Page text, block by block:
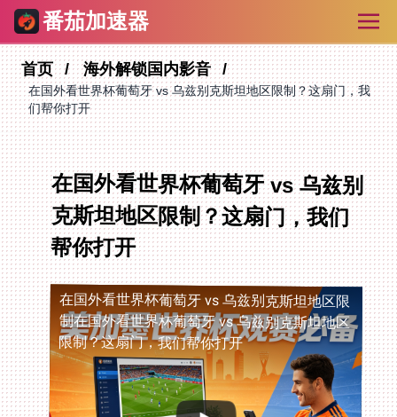
番茄加速器
首页 海外解锁国内影音
在国外看世界杯葡萄牙 vs 乌兹别克斯坦地区限制？这扇门，我
们帮你打开
在国外看世界杯葡萄牙 vs 乌兹别
克斯坦地区限制？这扇门，我们
帮你打开
在国外看世界杯葡萄牙 vs 乌兹别克斯坦地区限
制在国外看世界杯葡萄牙 vs 乌兹别克斯坦地区
限制？这扇门，我们帮你打开